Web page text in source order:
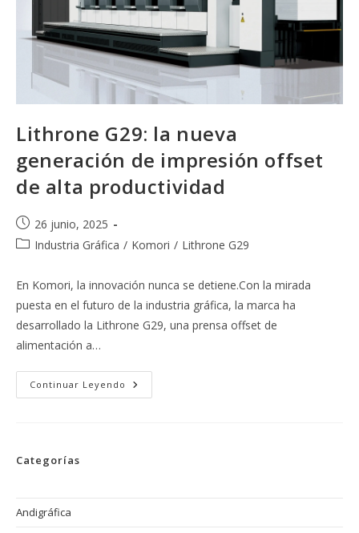
Lithrone G29: la nueva
generación de impresión offset
de alta productividad
Publicación
de
26 junio, 2025
Categoría
la
Industria Gráfica / Komori / Lithrone G29
En Komori, la innovación nunca se detiene.Con la mirada
puesta en el futuro de la industria gráfica, la marca ha
desarrollado la Lithrone G29, una prensa offset de
alimentación a…
Continuar Leyendo Lithrone
G29:
Categorías
Andigráfica